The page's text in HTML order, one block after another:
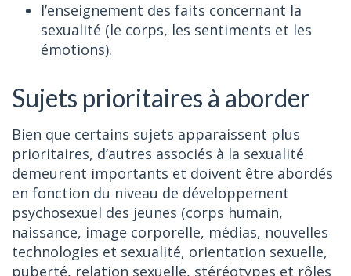
l’enseignement des faits concernant la
sexualité (le corps, les sentiments et les
émotions).
Sujets prioritaires à aborder
Bien que certains sujets apparaissent plus
prioritaires, d’autres associés à la sexualité
demeurent importants et doivent être abordés
en fonction du niveau de développement
psychosexuel des jeunes (corps humain,
naissance, image corporelle, médias, nouvelles
technologies et sexualité, orientation sexuelle,
puberté, relation sexuelle, stéréotypes et rôles